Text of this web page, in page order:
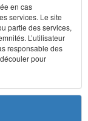
en cas
services. Le site
partie des services,
L’utilisateur
responsable des
pour